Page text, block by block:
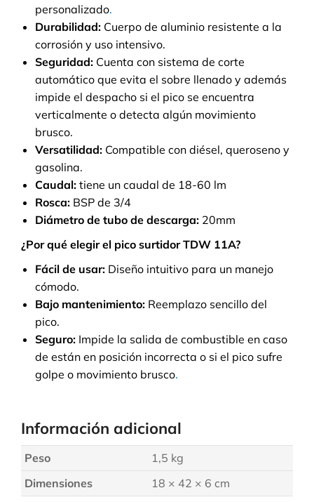
personalizado.
Durabilidad: Cuerpo de aluminio resistente a la
corrosión y uso intensivo.
Seguridad: Cuenta con sistema de corte
automático que evita el sobre llenado y además
impide el despacho si el pico se encuentra
verticalmente o detecta algún movimiento
brusco.
Versatilidad: Compatible con diésel, queroseno y
gasolina.
Caudal: tiene un caudal de 18-60 lm
Rosca: BSP de 3/4
Diámetro de tubo de descarga: 20mm
¿Por qué elegir el pico surtidor TDW 11A?
Fácil de usar: Diseño intuitivo para un manejo
cómodo.
Bajo mantenimiento: Reemplazo sencillo del
pico.
Seguro: Impide la salida de combustible en caso
de están en posición incorrecta o si el pico sufre
golpe o movimiento brusco.
Información adicional
Peso
1,5 kg
Dimensiones
18 × 42 × 6 cm